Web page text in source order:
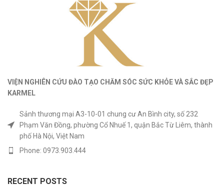
VIỆN NGHIÊN CỨU ĐÀO TẠO CHĂM SÓC SỨC KHỎEVÀSẮC ĐẸP
KARMEL
Sảnh thương mại A3-10-01 chung cư An Bình city, số 232
Phạm Văn Đồng, phường Cổ Nhuế 1, quận Bắc Từ Liêm, thành
phố Hà Nội, Việt Nam
Phone: 0973.903.444
RECENT POSTS